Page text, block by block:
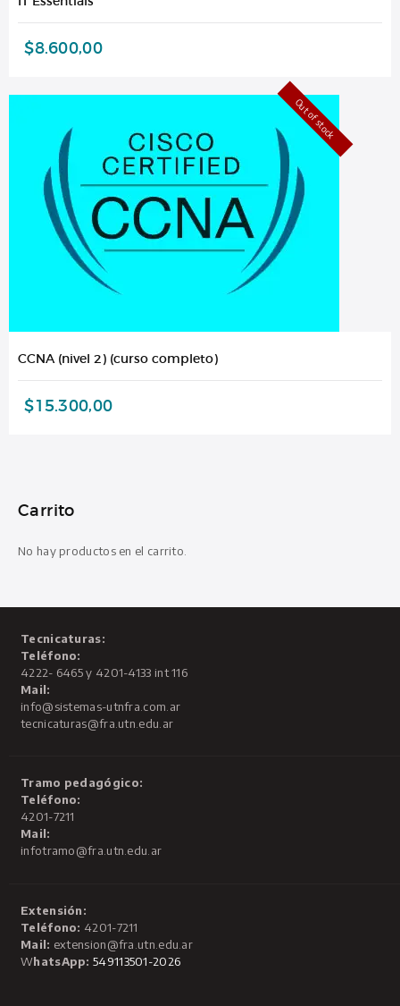
$8.600,00
Out of stock
CCNA (nivel 2) (curso completo)
$15.300,00
Carrito
No hay productos en el carrito.
Tecnicaturas:
Teléfono:
4222- 6465 y 4201-4133 int 116
Mail:
info@sistemas-utnfra.com.ar
tecnicaturas@fra.utn.edu.ar
Tramo pedagógico:
Teléfono:
4201-7211
Mail:
infotramo@fra.utn.edu.ar
Extensión:
Teléfono: 4201-7211
Mail: extension@fra.utn.edu.ar
WhatsApp: 549113501-2026